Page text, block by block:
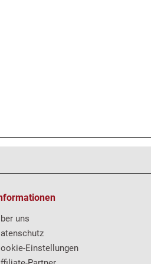
uns
Einstellungen